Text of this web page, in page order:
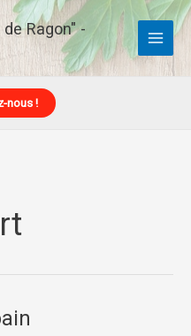
Ragon" -
nous !